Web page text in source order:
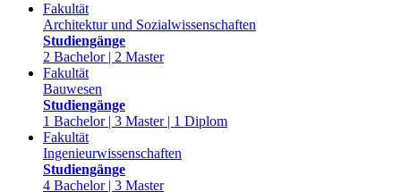
Fakultät
Architektur und Sozialwissenschaften
Studiengänge
2 Bachelor | 2 Master
Fakultät
Bauwesen
Studiengänge
1 Bachelor | 3 Master | 1 Diplom
Fakultät
Ingenieurwissenschaften
Studiengänge
4 Bachelor | 3 Master